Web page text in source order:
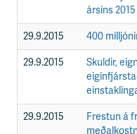
ársins 2015
29.9.2015 400
29.9.2015
Skuldir,
29.9.2015
Frestun á